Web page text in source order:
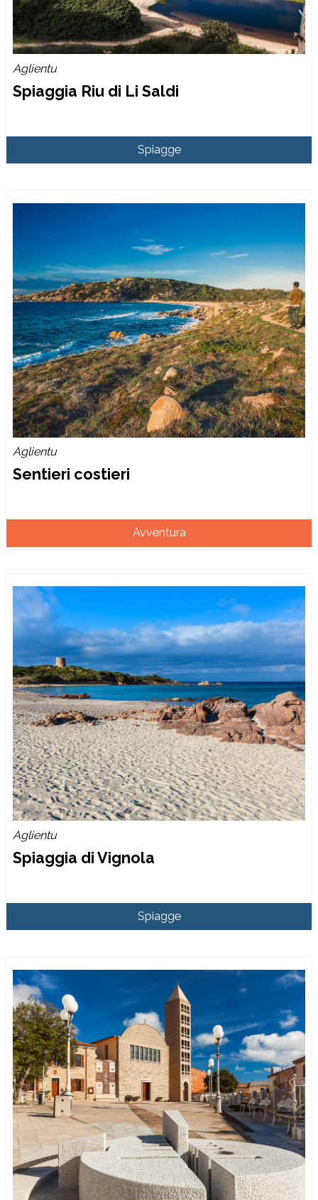
Aglientu
Spiaggia Riu di Li Saldi
Spiagge
Aglientu
Sentieri costieri
Avventura
Aglientu
Spiaggia di Vignola
Spiagge